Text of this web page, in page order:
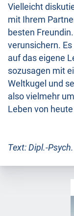
Vielleicht
mit Ihrem
besten
verunsichern.
auf das eigene
sozusagen mit
Weltkugel und
also vielmehr
Leben von
Text: Dipl.-